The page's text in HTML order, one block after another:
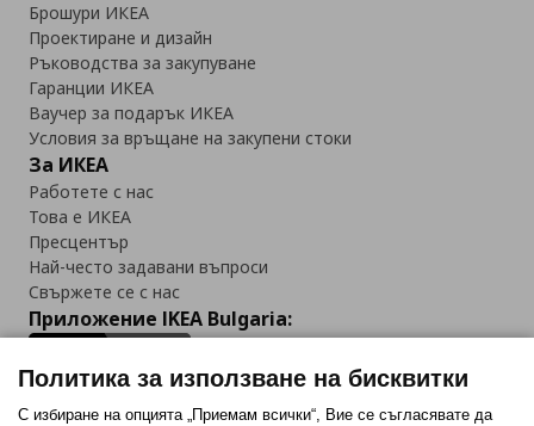
Брошури ИКЕА
Проектиране и дизайн
Ръководства за закупуване
Гаранции ИКЕА
Ваучер за подарък ИКЕА
Условия за връщане на закупени стоки
За ИКЕА
Работете с нас
Това е ИКЕА
Пресцентър
Най-често задавани въпроси
Свържете се с нас
Приложение IKEA Bulgaria:
Политика за използване на бисквитки
С избиране на опцията „Приемам всички“, Вие се съгласявате да